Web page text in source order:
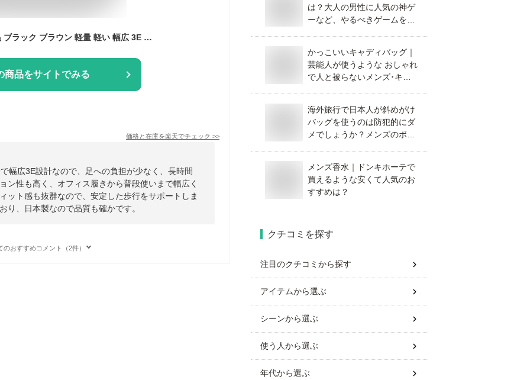
サンダル メンズ 靴 黒 ブラック ブラウン 軽量 軽い 幅広 3E ストラップ 大人 スポーツ 厚底 かかとあり オフィス オシャレ 日本製 国産 クッション 社内 小さいサイズ 履きやすい 歩きやすい 痛くない 疲れない コンフォート エムスリー M.M.M 92
商品をサイトでみる
価格と在庫を楽天でチェック >>
幅広3E設計なので、足への負担が少なく、長時間
ン性も高く、オフィス履きから普段使いまで幅広く
ット感も抜群なので、安定した歩行をサポートしま
り、日本製なので品質も確かです。
のおすすめコメント（2件）
は？大人の男性に人気の神ゲ
ーなど、やるべきゲームを教
かっこいいキャディバッグ｜
芸能人が使うような おしゃれ
で人と被らないメンズ･キャ
海外旅行で日本人が斜めがけ
バッグを使うのは防犯的にダ
メでしょうか？メンズのボデ
メンズ香水｜ドンキホーテで
買えるような安くて人気のお
すすめは？
クチコミを探す
注目のクチコミから探す
アイテムから選ぶ
シーンから選ぶ
使う人から選ぶ
年代から選ぶ